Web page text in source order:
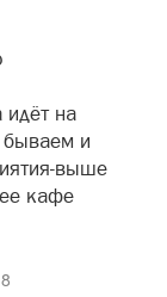
идёт на
бываем и
выше
кафе